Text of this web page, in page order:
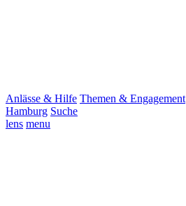
Anlässe & Hilfe Themen & Engagement
Hamburg Suche
lens menu